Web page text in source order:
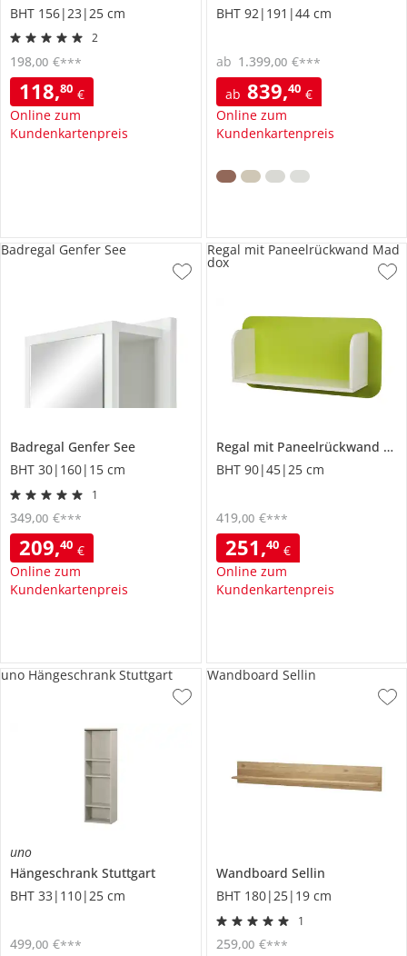
BHT 156|23|25 cm
2
118,80 €
Online zum
Kundenkartenpreis
198,00 €***
BHT 92|191|44 cm
ab 839,40 €
Online zum
Kundenkartenpreis
ab 1.399,00 €***
Badregal Genfer See
BHT 30|160|15 cm
1
209,40 €
Online zum
Kundenkartenpreis
349,00 €***
Badregal Genfer See
Regal mit Paneelrückwand
BHT 90|45|25 cm
251,40 €
Online zum
Kundenkartenpreis
419,00 €***
Regal mit Paneelrückwand Mad
dox
uno
Hängeschrank Stuttgart
BHT 33|110|25 cm
499,00 €***
uno Hängeschrank Stuttgart
Wandboard Sellin
BHT 180|25|19 cm
1
259,00 €***
Wandboard Sellin